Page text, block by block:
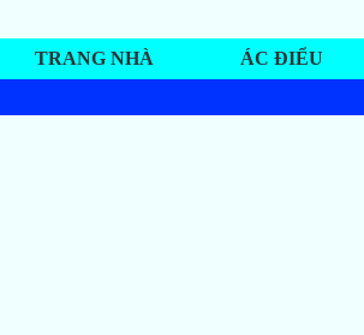
TRANG NHÀ ÁC ĐIỂU